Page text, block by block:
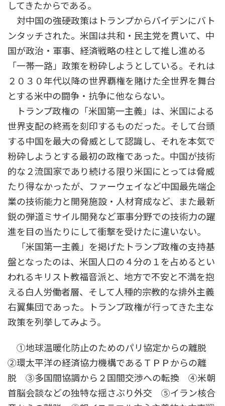
してきたからである。
対中国の強硬政策はトランプからバイデンにバト
ンタッチされた。米国は共和・民主党を貫いて、中
国が政治・軍事、経済戦略の柱として推し進める
「一帯一路」政策を粉砕しようとしている。それは
２０３０年代以降の世界覇権を賭けた全世界を舞台
とする米中の闘争・抗争に他ならない。
トランプ政権の「米国第一主義」は、米国による
世界支配の終焉を刻印するものだった。そして台頭
する中国を最大の脅威として認識し、それを本気で
粉砕しようとする最初の政権であった。中国が技術
的な２流国家であり続ける限り米国にとっては脅威
たり得なかったが、ファーウェイなど中国最先端企
業の技術能力と開発施設・人材育成など、また最新
鋭の弾道ミサイル開発など軍事分野での技術力の躍
進を目の当たりにして衝撃を受けたに違いない。
「米国第一主義」を掲げたトランプ政権の支持基
盤となったのは、米国人口の４分の１を占めるとい
われるキリスト教福音派と、地方で不安と不満を抱
える白人労働者層、そして人種的宗教的な排外主義
右翼集団であった。トランプ政権が行ってきた主な
政策を列挙してみよう。
①地球温暖化防止のためのパリ協定からの離脱
②環太平洋の経済協力機構であるＴＰＰからの離
脱 ③多国間協調から２国間交渉への転換 ④米朝
首脳会談などの独特な揺さぶり外交 ⑤イラン核合